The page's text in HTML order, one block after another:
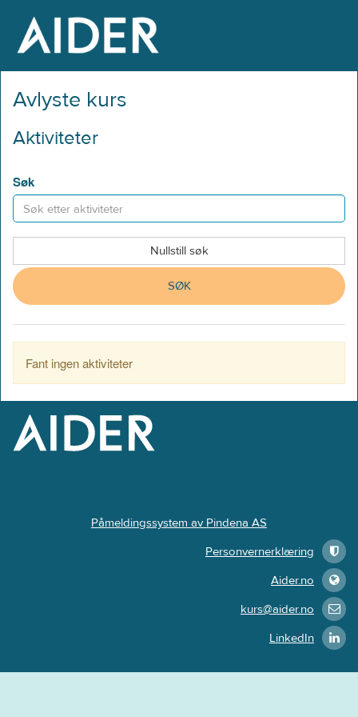
Avlyste kurs
Aktiviteter
Søk
SØK
Fant ingen aktiviteter
Påmeldingssystem av Pindena AS
Personvernerklæring
Aider.no
kurs@aider.no
LinkedIn